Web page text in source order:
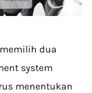
memilih dua
system
menentukan